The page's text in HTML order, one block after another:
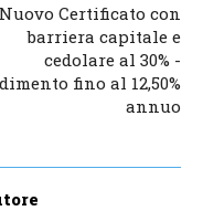
Nuovo Certificato con
barriera capitale e
cedolare al 30% -
fino al 12,50%
annuo